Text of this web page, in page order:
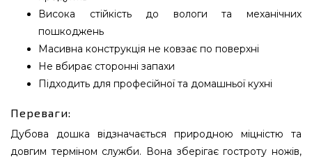
Висока стійкість до вологи та механічних
пошкоджень
Масивна конструкція не ковзає по поверхні
Не вбирає сторонні запахи
Підходить для професійної та домашньої кухні
Переваги:
Дубова дошка відзначається природною міцністю та
довгим терміном служби. Вона зберігає гостроту ножів,